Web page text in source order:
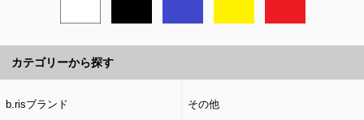
カテゴリーから探す
b.risブランド その他